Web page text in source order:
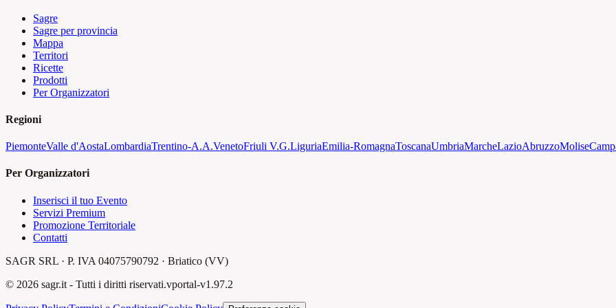
Sagre
Sagre per provincia
Mappa
Territori
Ricette
Prodotti
Per Organizzatori
Regioni
PiemonteValle d'AostaLombardiaTrentino-A.A.VenetoFriuli V.G.LiguriaEmilia-RomagnaToscanaUmbriaMarcheLazioAbruzzoMolise
Per Organizzatori
Inserisci il tuo Evento
Servizi Premium
Promozione Territoriale
Contatti
SAGR SRL · P. IVA 04075790792 · Briatico (VV)
© 2026 sagr.it - Tutti i diritti riservati.vportal-v1.97.2